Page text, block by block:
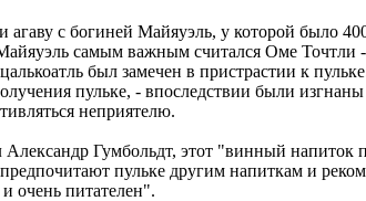
с богиней Майяуэль, у которой было
самым важным считался Оме
был замечен в пристрастии к
пульке, - впоследствии были
неприятелю.
Гумбольдт, этот "винный
пульке другим напиткам и
очень питателен".